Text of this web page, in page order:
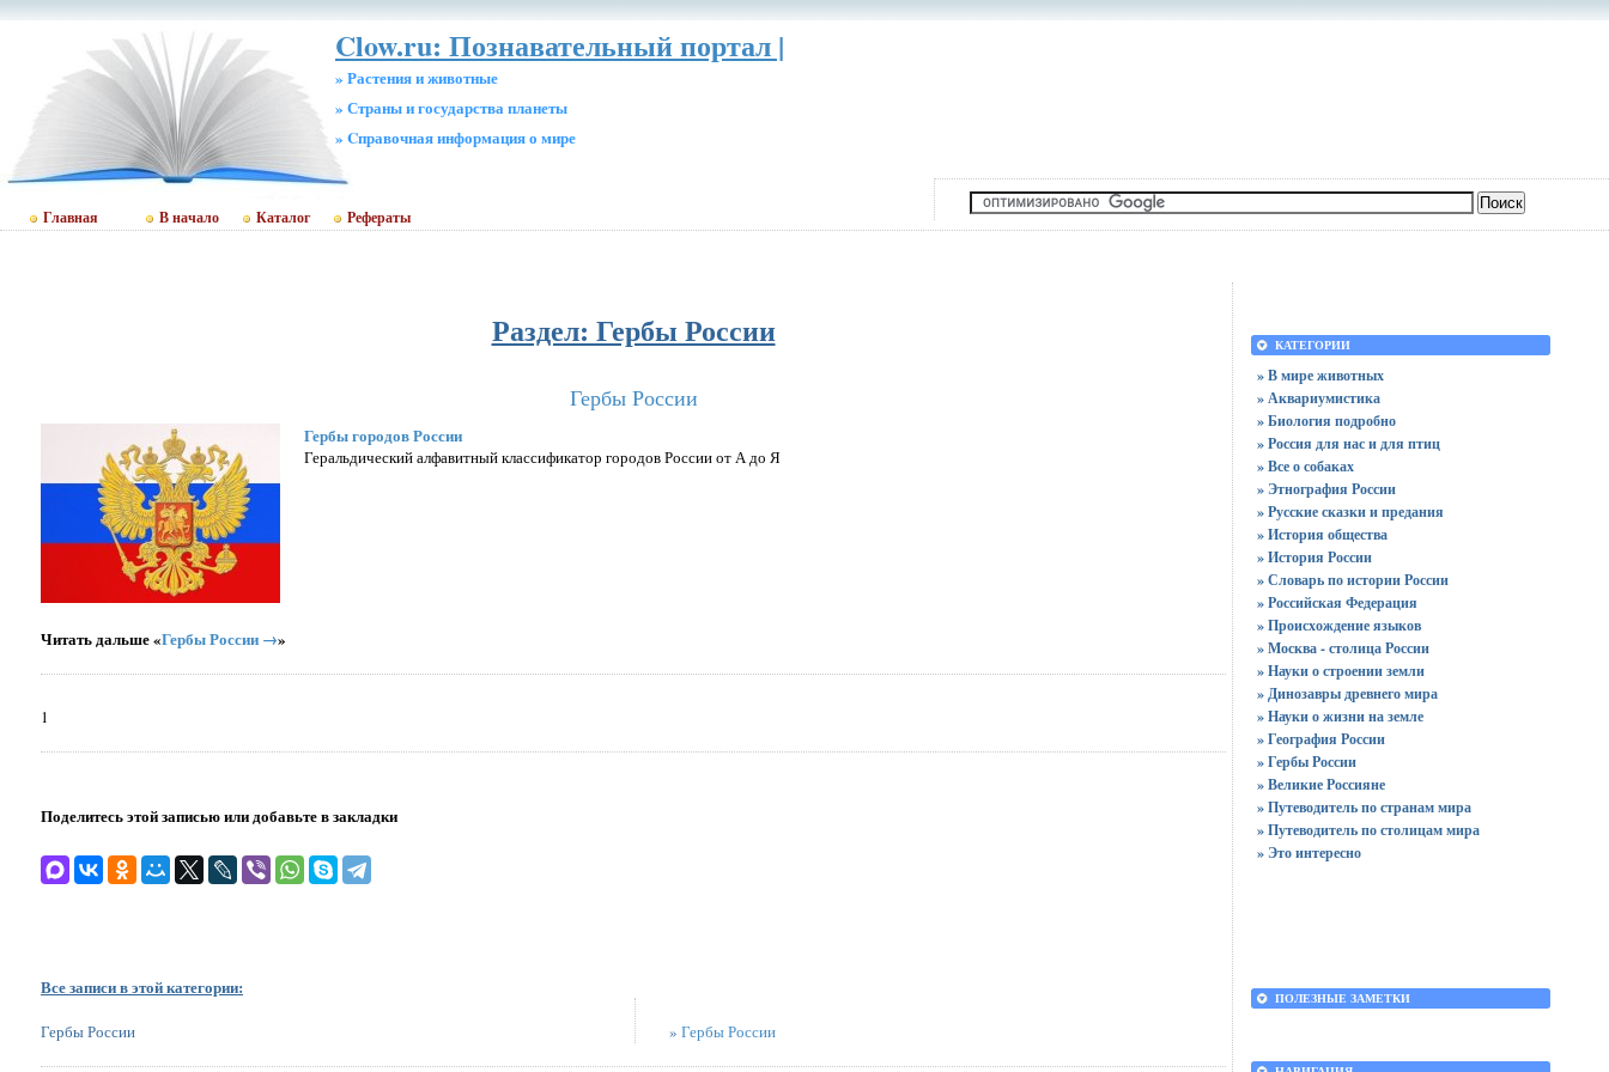
Clow.ru: Познавательный портал |
» Растения и животные
» Страны и государства планеты
» Cправочная информация о мире
Главная В начало Каталог Рефераты
Раздел: Гербы России
Гербы России
Гербы городов России
Геральдический алфавитный классификатор городов России от А до Я
Читать дальше «Гербы России →»
1
Поделитесь этой записью или добавьте в закладки
Все записи в этой категории:
Гербы России » Гербы России
КАТЕГОРИИ
» В мире животных
» Аквариумистика
» Биология подробно
» Россия для нас и для птиц
» Все о собаках
» Этнография России
» Русские сказки и предания
» История общества
» История России
» Словарь по истории России
» Российская Федерация
» Происхождение языков
» Москва - столица России
» Науки о строении земли
» Динозавры древнего мира
» Науки о жизни на земле
» География России
» Гербы России
» Великие Россияне
» Путеводитель по странам мира
» Путеводитель по столицам мира
» Это интересно
ПОЛЕЗНЫЕ ЗАМЕТКИ